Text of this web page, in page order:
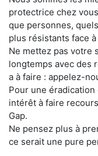
protectrice chez
que personnes,
plus résistants face
Ne mettez pas votre
longtemps avec des
a à faire : appelez-
Pour une
intérêt à faire
Gap.
Ne pensez plus à
ce serait une pure